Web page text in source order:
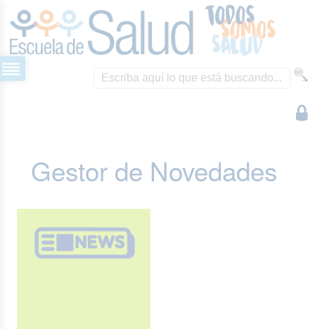
Gestor de Novedades